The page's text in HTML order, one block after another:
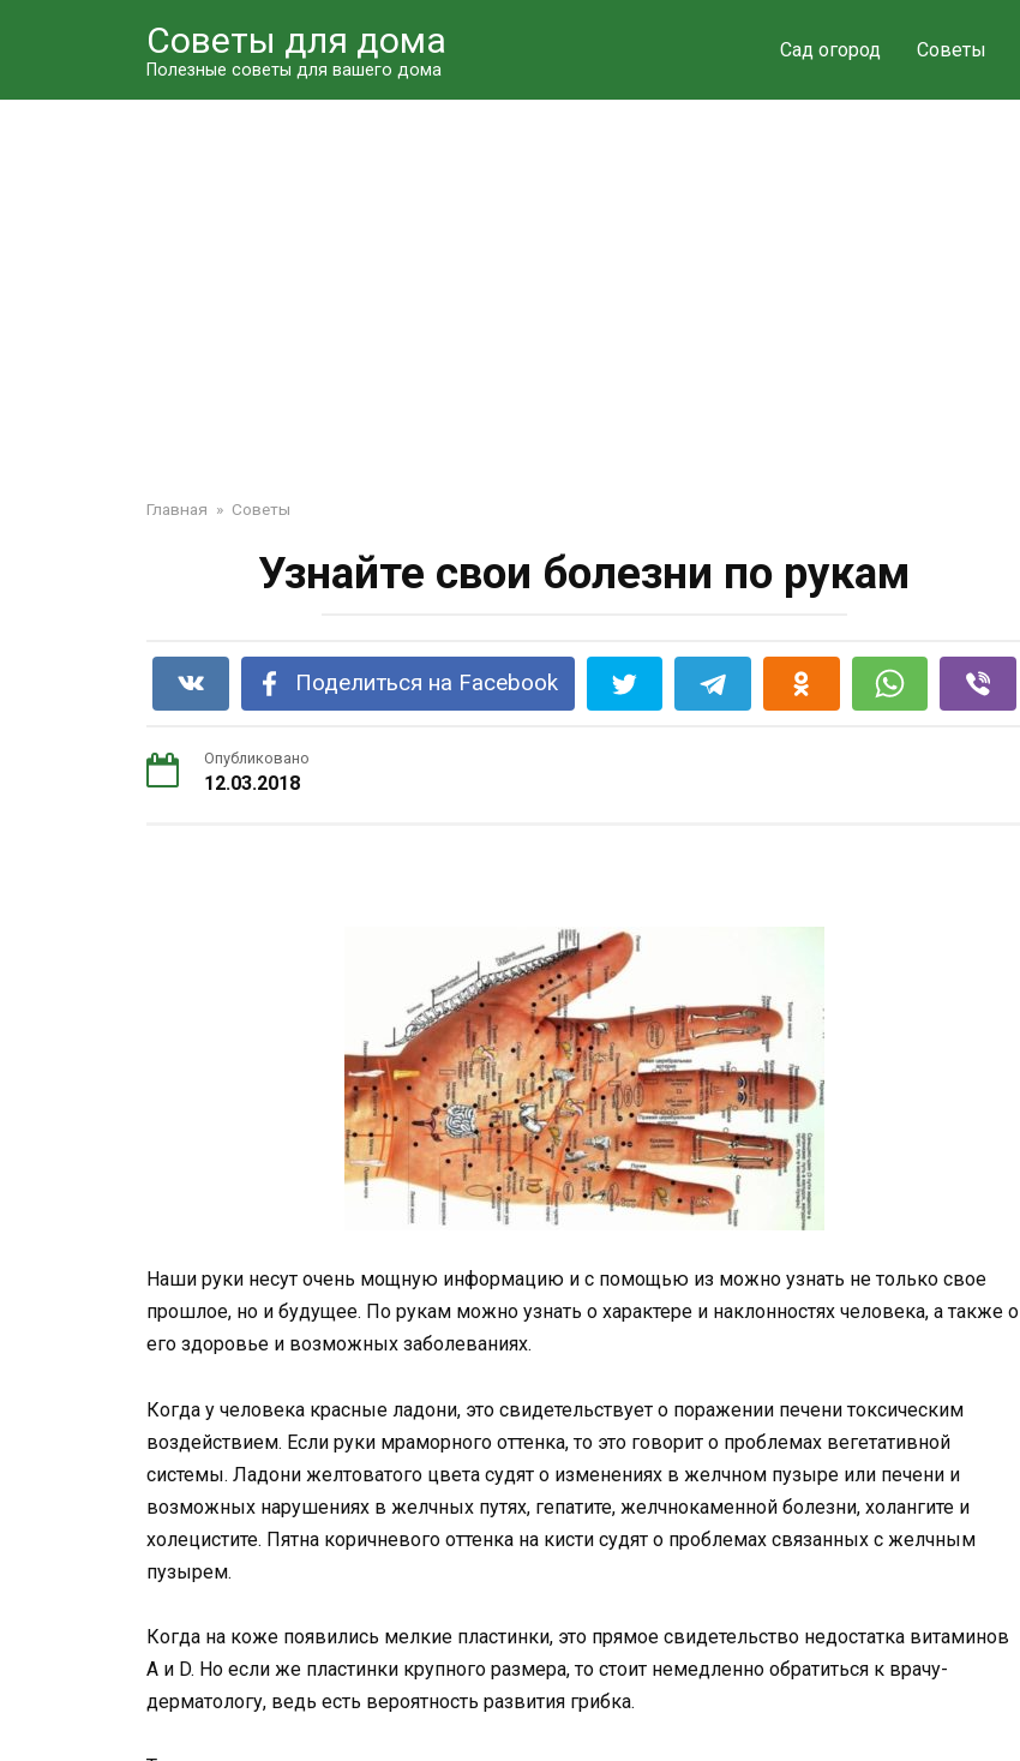
Советы для дома
Полезные советы для вашего дома
Сад огород Советы
Главная » Советы
Узнайте свои болезни по рукам
Поделиться на Facebook
Опубликовано
12.03.2018
Наши руки несут очень мощную информацию и с помощью из можно узнать не только свое
прошлое, но и будущее. По рукам можно узнать о характере и наклонностях человека, а также о
его здоровье и возможных заболеваниях.
Когда у человека красные ладони, это свидетельствует о поражении печени токсическим
воздействием. Если руки мраморного оттенка, то это говорит о проблемах вегетативной
системы. Ладони желтоватого цвета судят о изменениях в желчном пузыре или печени и
возможных нарушениях в желчных путях, гепатите, желчнокаменной болезни, холангите и
холецистите. Пятна коричневого оттенка на кисти судят о проблемах связанных с желчным
пузырем.
Когда на коже появились мелкие пластинки, это прямое свидетельство недостатка витаминов
А и D. Но если же пластинки крупного размера, то стоит немедленно обратиться к врачу-
дерматологу, ведь есть вероятность развития грибка.